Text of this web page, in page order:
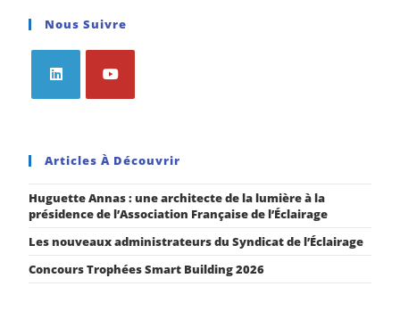
Nous Suivre
Articles À Découvrir
Huguette Annas : une architecte de la lumière à la
présidence de l’Association Française de l’Éclairage
Les nouveaux administrateurs du Syndicat de l’Éclairage
Concours Trophées Smart Building 2026